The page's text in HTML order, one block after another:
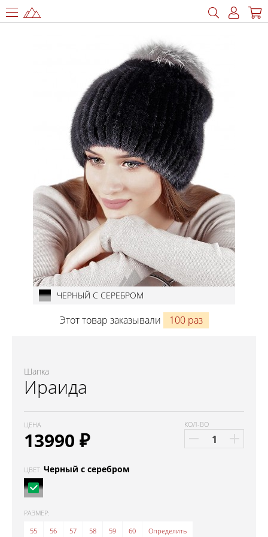
ЧЕРНЫЙ С СЕРЕБРОМ
Этот товар заказывали 100 раз
Шапка
Ираида
ЦЕНА
13990 ₽
КОЛ-ВО
ЦВЕТ: Черный с серебром
РАЗМЕР:
55
56 57 58 59 60 Определить